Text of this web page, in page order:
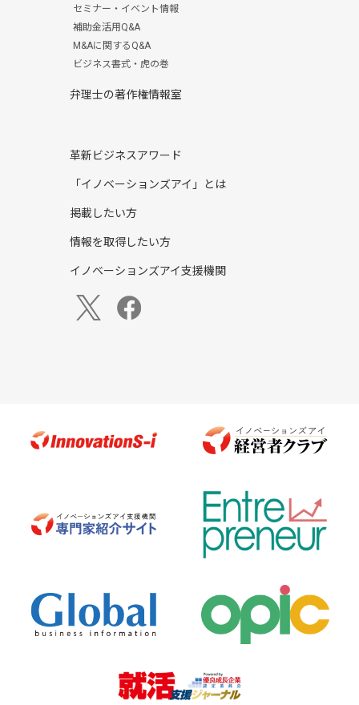
セミナー・イベント情報
補助金活用Q&A
M&Aに関するQ&A
ビジネス書式・虎の巻
弁理士の著作権情報室
革新ビジネスアワード
「イノベーションズアイ」とは
掲載したい方
情報を取得したい方
イノベーションズアイ支援機関